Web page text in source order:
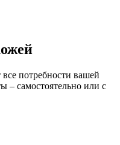
все потребности вашей
– самостоятельно или с